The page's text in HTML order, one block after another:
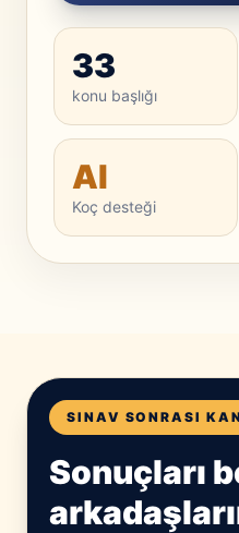
33
konu başlığı
AI
Koç desteği
SINAV SONRASI
Sonuçları